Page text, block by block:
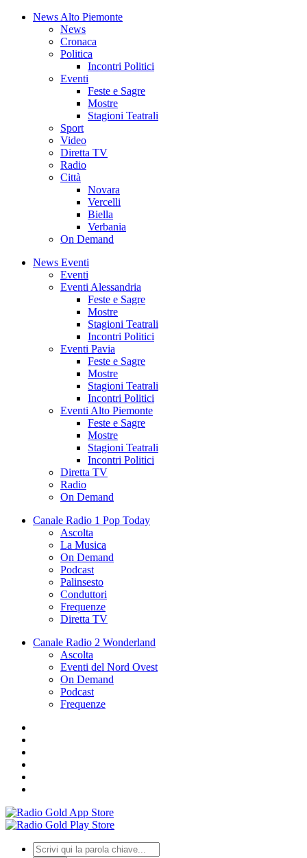
News Alto Piemonte
News
Cronaca
Politica
Incontri Politici
Eventi
Feste e Sagre
Mostre
Stagioni Teatrali
Sport
Video
Diretta TV
Radio
Città
Novara
Vercelli
Biella
Verbania
On Demand
News Eventi
Eventi
Eventi Alessandria
Feste e Sagre
Mostre
Stagioni Teatrali
Incontri Politici
Eventi Pavia
Feste e Sagre
Mostre
Stagioni Teatrali
Incontri Politici
Eventi Alto Piemonte
Feste e Sagre
Mostre
Stagioni Teatrali
Incontri Politici
Diretta TV
Radio
On Demand
Canale Radio 1 Pop Today
Ascolta
La Musica
On Demand
Podcast
Palinsesto
Conduttori
Frequenze
Diretta TV
Canale Radio 2 Wonderland
Ascolta
Eventi del Nord Ovest
On Demand
Podcast
Frequenze